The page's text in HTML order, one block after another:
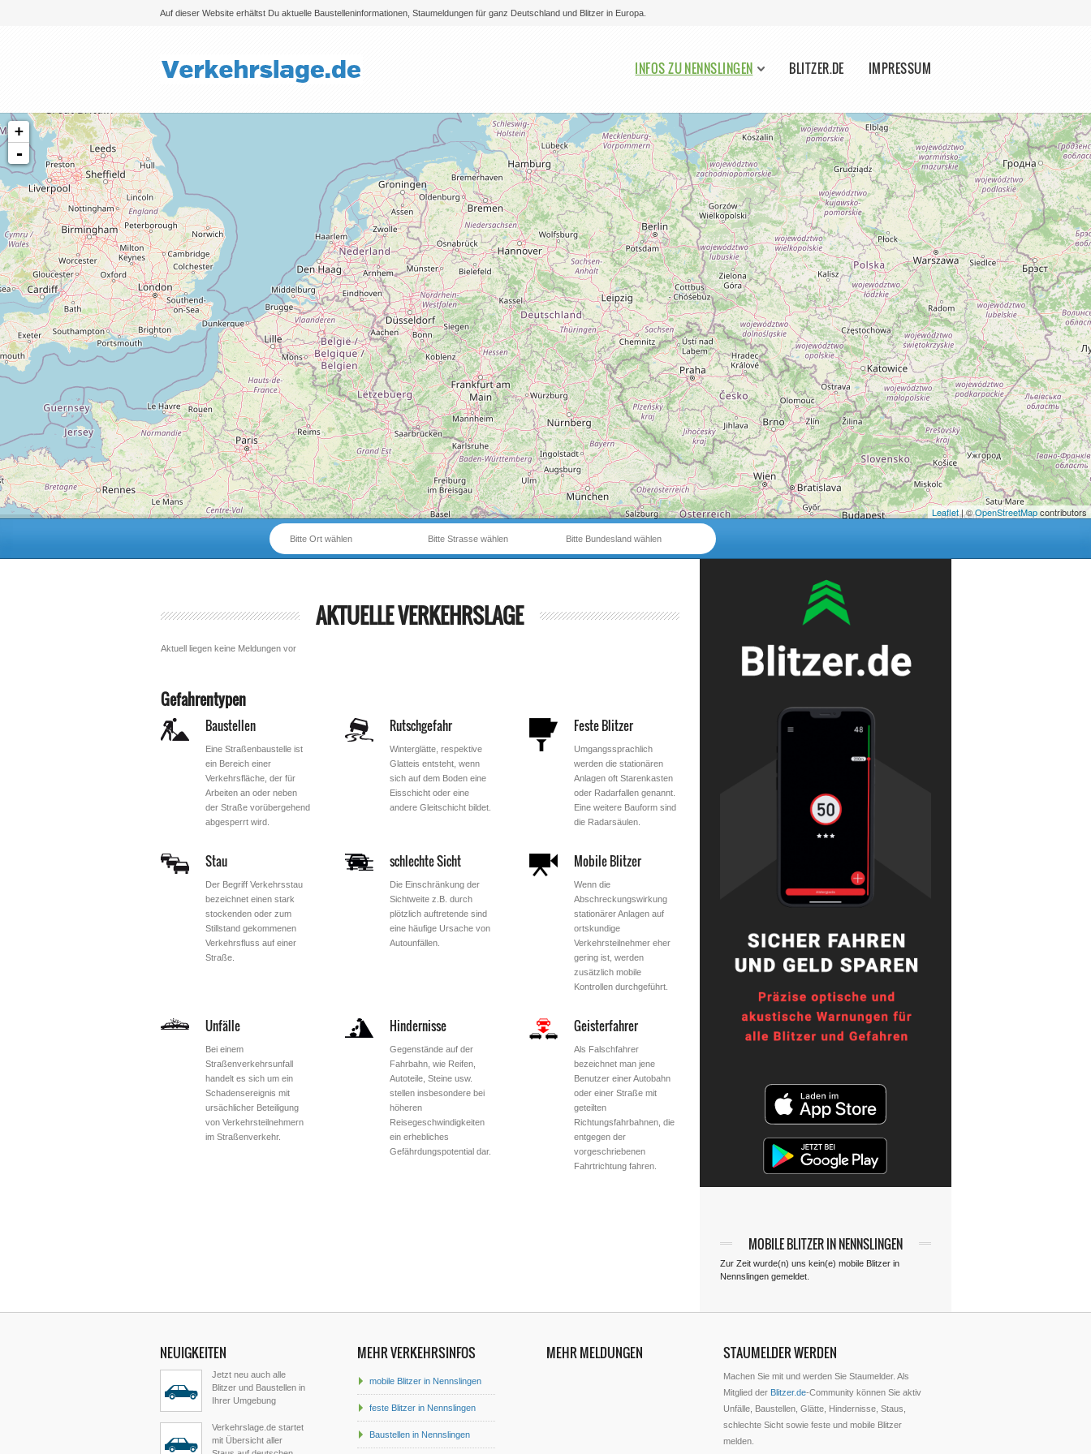
Auf dieser Website erhältst Du aktuelle Baustelleninformationen, Staumeldungen für ganz Deutschland und Blitzer in Europa.
Bitte auswählen
INFOS ZU NENNSLINGEN BLITZER.DE IMPRESSUM
+
-
Leaflet| ©OpenStreetMapcontributors
Bitte Bundesland wählen
Bitte Strasse wählen
Bitte Ort wählen
AKTUELLE VERKEHRSLAGE
Aktuell liegen keine Meldungen vor
Gefahrentypen
Baustellen
Eine Straßenbaustelle ist
ein Bereich einer
Verkehrsfläche, der für
Arbeiten an oder neben
der Straße vorübergehend
abgesperrt wird.
Rutschgefahr
Winterglätte, respektive
Glatteis entsteht, wenn
sich auf dem Boden eine
Eisschicht oder eine
andere Gleitschicht bildet.
Feste Blitzer
Umgangssprachlich
werden die stationären
Anlagen oft Starenkasten
oder Radarfallen genannt.
Eine weitere Bauform sind
die Radarsäulen.
Stau
Der Begriff Verkehrsstau
bezeichnet einen stark
stockenden oder zum
Stillstand gekommenen
Verkehrsfluss auf einer
Straße.
schlechte Sicht
Die Einschränkung der
Sichtweite z.B. durch
plötzlich auftretende sind
eine häufige Ursache von
Autounfällen.
Mobile Blitzer
Wenn die
Abschreckungswirkung
stationärer Anlagen auf
ortskundige
Verkehrsteilnehmer eher
gering ist, werden
zusätzlich mobile
Kontrollen durchgeführt.
Unfälle
Bei einem
Straßenverkehrsunfall
handelt es sich um ein
Schadensereignis mit
ursächlicher Beteiligung
von Verkehrsteilnehmern
im Straßenverkehr.
Hindernisse
Gegenstände auf der
Fahrbahn, wie Reifen,
Autoteile, Steine usw.
stellen insbesondere bei
höheren
Reisegeschwindigkeiten
ein erhebliches
Gefährdungspotential dar.
Geisterfahrer
Als Falschfahrer
bezeichnet man jene
Benutzer einer Autobahn
oder einer Straße mit
geteilten
Richtungsfahrbahnen, die
entgegen der
vorgeschriebenen
Fahrtrichtung fahren.
MOBILE BLITZER IN NENNSLINGEN
Zur Zeit wurde(n) uns kein(e) mobile Blitzer in
Nennslingen gemeldet.
NEUIGKEITEN
Jetzt neu auch alle
Blitzer und Baustellen in
Ihrer Umgebung
Verkehrslage.de startet
mit Übersicht aller
MEHR VERKEHRSINFOS
mobile Blitzer in Nennslingen
feste Blitzer in Nennslingen
Baustellen in Nennslingen
MEHR MELDUNGEN STAUMELDER WERDEN
Machen Sie mit und werden Sie Staumelder. Als
Mitglied der Blitzer.de-Community können Sie aktiv
Unfälle, Baustellen, Glätte, Hindernisse, Staus,
schlechte Sicht sowie feste und mobile Blitzer
melden.